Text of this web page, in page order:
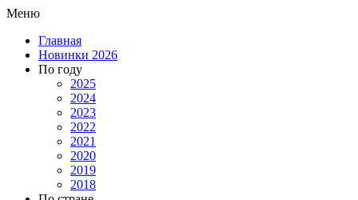
Меню
Главная
Новинки 2026
По году
2025
2024
2023
2022
2021
2020
2019
2018